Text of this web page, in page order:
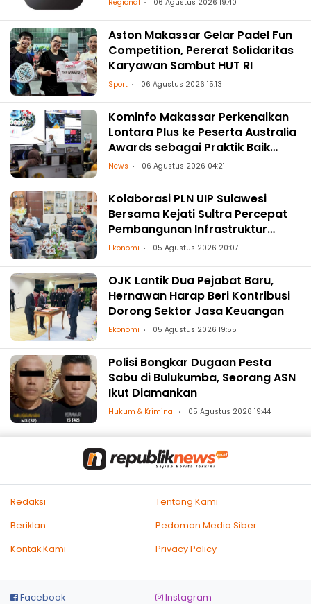
Regional 06 Agustus 2026 19:40
Aston Makassar Gelar Padel Fun
Competition, Pererat Solidaritas
Karyawan Sambut HUT RI
Sport 06 Agustus 2026 15:13
Kominfo Makassar Perkenalkan
Lontara Plus ke Peserta Australia
Awards sebagai Praktik Baik
Transformasi Digital
News 06 Agustus 2026 04:21
Kolaborasi PLN UIP Sulawesi
Bersama Kejati Sultra Percepat
Pembangunan Infrastruktur
Ketenagalistrikan
Ekonomi 05 Agustus 2026 20:07
OJK Lantik Dua Pejabat Baru,
Hernawan Harap Beri Kontribusi
Dorong Sektor Jasa Keuangan
Ekonomi 05 Agustus 2026 19:55
Polisi Bongkar Dugaan Pesta
Sabu di Bulukumba, Seorang ASN
Ikut Diamankan
Hukum & Kriminal 05 Agustus 2026 19:44
Redaksi
Tentang Kami
Beriklan
Pedoman Media Siber
Kontak Kami
Privacy Policy
Facebook Instagram